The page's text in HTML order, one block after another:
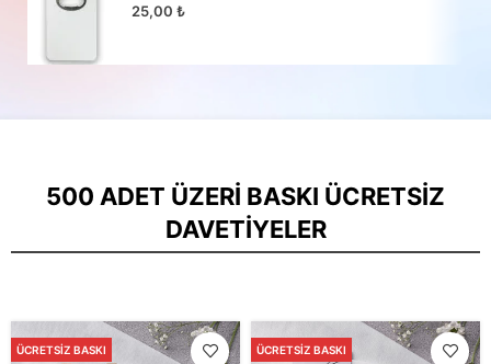
25,00₺
500 ADET ÜZERI BASKI ÜCRETSIZ
DAVETIYELER
ÜCRETSIZ BASKI ÜCRETSIZ BASKI